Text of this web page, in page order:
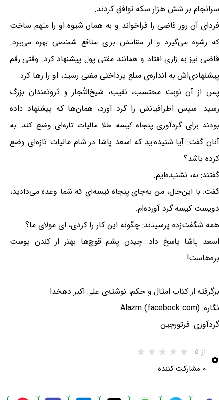
سرانجام بر شش هزار سکه توافق کردند.
فردای آن روز قاضی را فراخواند و به همان شیوه او را متهم ساخت
که رشوه می‌گیرد و از مقامش برای منافع شخصی بهره می‌برد.
قاضی نیز به زاری افتاد و همانند مفتی پول پیشنهاد کرد. وقتی رقم
پیشنهادی‌اش به اندازه‌ی مبلغ پرداختی مفتی رسید، او را رها کرد.
پس از آن نوبت محتسب، نقیب، شیخ‌التُجار و ثروتمندان بزرگ
رسید. سپس اطرافیانش را گرد آورد، همان‌ها که پیشنهاد داده
بودند برای گردآوری پنجاه کیسه طلا مالیات تازه‌ای وضع کند. به
آنان گفت: آیا شنیده‌اید که اسعد پاشا در شام مالیات تازه‌ای وضع
کرده باشد؟
گفتند: نه، نشنیده‌ایم.
گفت: با این‌حال، من به‌جای پنجاه کیسه‌ای که شما وعده می‌دادید،
دویست کیسه گرد آورده‌ام.
همه شگفت‌زده پرسیدند: چگونه این کار را کردی، ای مولای ما؟
اسعد پاشا پاسخ داد: چیدن پشم قوچ‌ها بهتر از کندن پوست
بره‌هاست!
برگرفته از کتاب امثال و حکم، نوشته‌ی علی اکبر دهخدا
نگاره: Alazm (facebook.com)
گردآوری: فرتورچین
۰ از ۵
۰ مشارکت کننده